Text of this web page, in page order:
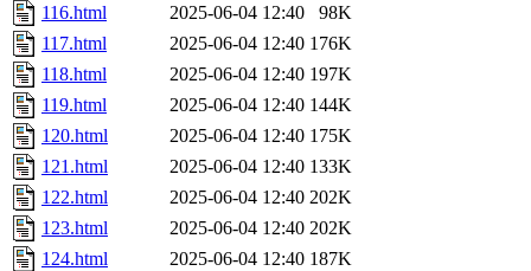
116.html
2025-06-04 12:40
98K
117.html
2025-06-04 12:40 176K
118.html
2025-06-04 12:40 197K
119.html
2025-06-04 12:40 144K
120.html
2025-06-04 12:40 175K
121.html
2025-06-04 12:40 133K
122.html
2025-06-04 12:40 202K
123.html
2025-06-04 12:40 202K
124.html
2025-06-04 12:40 187K